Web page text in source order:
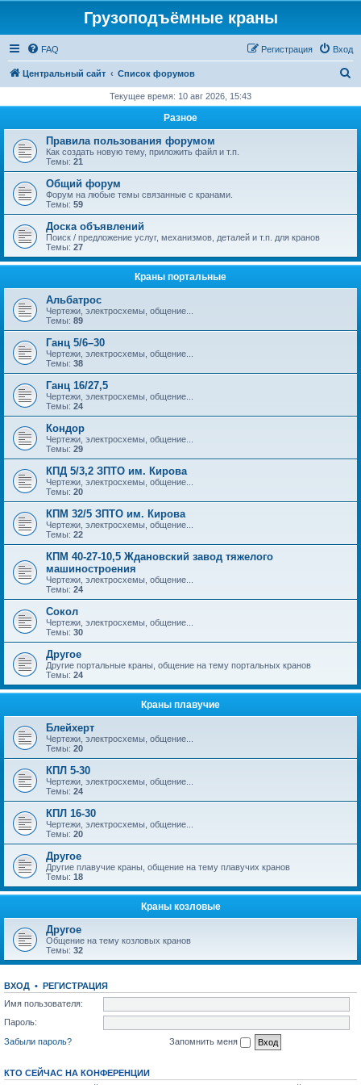
Грузоподъёмные краны
FAQ Вход
Регистрация
Центральный сайт Список форумов
с
Текущее время: 10 авг 2026, 15:43
Разное
Правила пользования форумом
Как создать новую тему, приложить файл и т.п.
Темы: 21
Общий форум
Форум на любые темы связанные с кранами.
Темы: 59
Доска объявлений
Поиск / предложение услуг, механизмов, деталей и т.п. для кранов
Темы: 27
Краны портальные
Альбатрос
Чертежи, электросхемы, общение...
Темы: 89
Ганц 5/6–30
Чертежи, электросхемы, общение...
Темы: 38
Ганц 16/27,5
Чертежи, электросхемы, общение...
Темы: 24
Кондор
Чертежи, электросхемы, общение...
Темы: 29
КПД 5/3,2 ЗПТО им. Кирова
Чертежи, электросхемы, общение...
Темы: 20
КПМ 32/5 ЗПТО им. Кирова
Чертежи, электросхемы, общение...
Темы: 22
КПМ 40-27-10,5 Ждановский завод тяжелого
машиностроения
Чертежи, электросхемы, общение...
Темы: 24
Сокол
Чертежи, электросхемы, общение...
Темы: 30
Другое
Другие портальные краны, общение на тему портальных кранов
Темы: 24
Краны плавучие
Блейхерт
Чертежи, электросхемы, общение...
Темы: 20
КПЛ 5-30
Чертежи, электросхемы, общение...
Темы: 24
КПЛ 16-30
Чертежи, электросхемы, общение...
Темы: 20
Другое
Другие плавучие краны, общение на тему плавучих кранов
Темы: 18
Краны козловые
Другое
Общение на тему козловых кранов
Темы: 32
ВХОД • РЕГИСТРАЦИЯ
Имя пользователя:
Пароль:
Забыли пароль?
Запомнить меня
КТО СЕЙЧАС НА КОНФЕРЕНЦИИ